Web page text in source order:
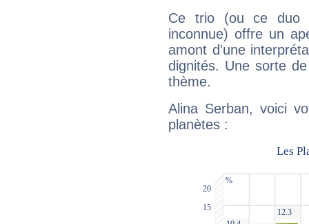
Ce trio (ou ce duo
inconnue) offre un
amont d'une
dignités. Une sorte
thème.
Alina Serban, voici
planètes :